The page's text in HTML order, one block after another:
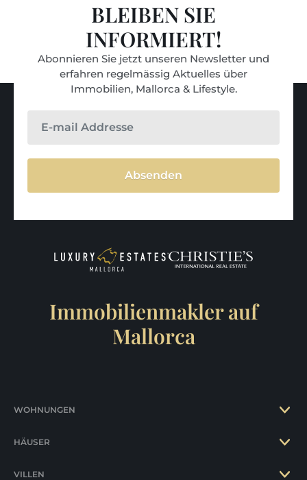
BLEIBEN SIE
INFORMIERT!
Abonnieren Sie jetzt unseren Newsletter und
erfahren regelmässig Aktuelles über
Immobilien, Mallorca & Lifestyle.
Absenden
Immobilienmakler auf
Mallorca
WOHNUNGEN
HÄUSER
VILLEN